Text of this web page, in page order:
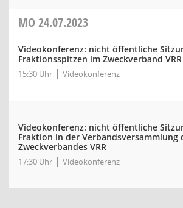
MO 24.07.2023
Videokonferenz: nicht öffentliche
Fraktionsspitzen im Zweckverband VRR
15:30 Uhr Videokonferenz
Videokonferenz: nicht öffentliche
Fraktion in der Verbandsversammlung
Zweckverbandes VRR
17:30 Uhr Videokonferenz